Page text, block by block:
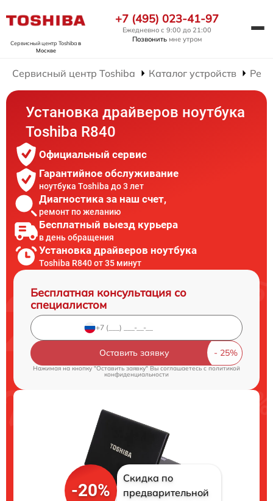
Сервисный центр Toshibaв
Москве
+7 (495) 023-41-97
Ежедневно с 9:00 до 21:00
Позвонить мне утром
Сервисный центр Toshiba Каталог устройств
Установка драйверов ноутбука
Toshiba R840
Официальный сервис
Гарантийное обслуживание
ноутбука Toshiba до 3 лет
Диагностика за наш счет,
ремонт по желанию
Бесплатный выезд курьера
в день обращения
Установка драйверов ноутбука
Toshiba R840 от 35 минут
Бесплатная консультация со
специалистом
Оставить заявку
Нажимая на кнопку "Оставить заявку" Вы соглашаетесь cполитикой
конфиденциальности
-20%
Скидка по
предварительной